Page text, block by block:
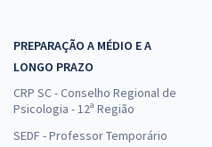
PREPARAÇÃO A MÉDIO E A
LONGO PRAZO
CRP SC - Conselho Regional de
Psicologia - 12ª Região
SEDF - Professor Temporário